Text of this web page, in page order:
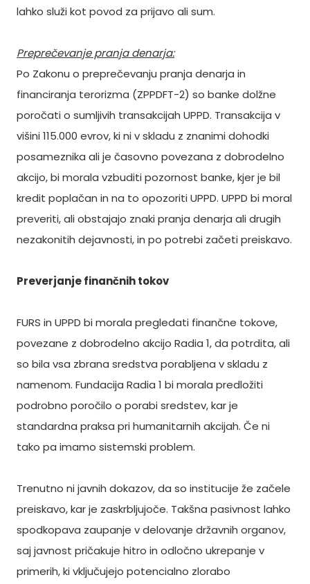
lahko služi kot povod za prijavo ali sum.
Preprečevanje pranja denarja:
Po Zakonu o preprečevanju pranja denarja in
financiranja terorizma (ZPPDFT-2) so banke dolžne
poročati o sumljivih transakcijah UPPD. Transakcija v
višini 115.000 evrov, ki ni v skladu z znanimi dohodki
posameznika ali je časovno povezana z dobrodelno
akcijo, bi morala vzbuditi pozornost banke, kjer je bil
kredit poplačan in na to opozoriti UPPD. UPPD bi moral
preveriti, ali obstajajo znaki pranja denarja ali drugih
nezakonitih dejavnosti, in po potrebi začeti preiskavo.
Preverjanje finančnih tokov
FURS in UPPD bi morala pregledati finančne tokove,
povezane z dobrodelno akcijo Radia 1, da potrdita, ali
so bila vsa zbrana sredstva porabljena v skladu z
namenom. Fundacija Radia 1 bi morala predložiti
podrobno poročilo o porabi sredstev, kar je
standardna praksa pri humanitarnih akcijah. Če ni
tako pa imamo sistemski problem.
Trenutno ni javnih dokazov, da so institucije že začele
preiskavo, kar je zaskrbljujoče. Takšna pasivnost lahko
spodkopava zaupanje v delovanje državnih organov,
saj javnost pričakuje hitro in odločno ukrepanje v
primerih, ki vključujejo potencialno zlorabo